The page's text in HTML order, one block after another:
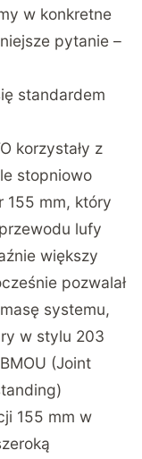
w konkretne
pytanie –
standardem
korzystały z
stopniowo
155 mm, który
lufy
większy
pozwalał
systemu,
w stylu 203
(Joint
155 mm w